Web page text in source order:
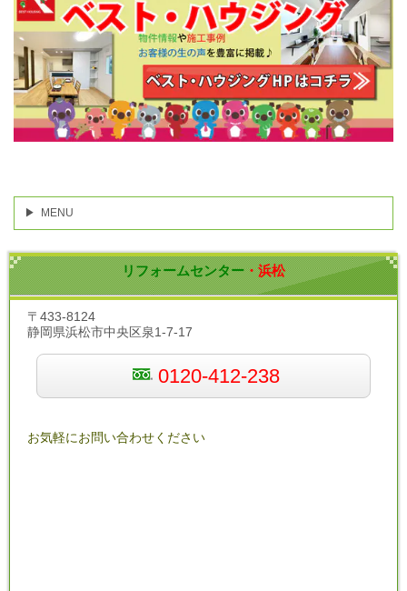
MENU
リフォームセンター・浜松
〒433-8124
静岡県浜松市中央区泉1-7-17
0120-412-238
お気軽にお問い合わせください